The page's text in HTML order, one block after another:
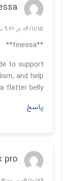
04/11/15 در 9:21 ب.ظ
**finessa**
to support
and help
flatter belly.
پاسخ
pro